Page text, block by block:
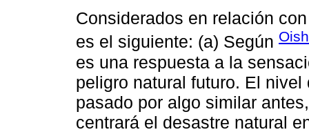
Considerados en relación
es el siguiente: (a) Según
es una respuesta a la
peligro natural futuro. El
pasado por algo similar
centrará el desastre natural